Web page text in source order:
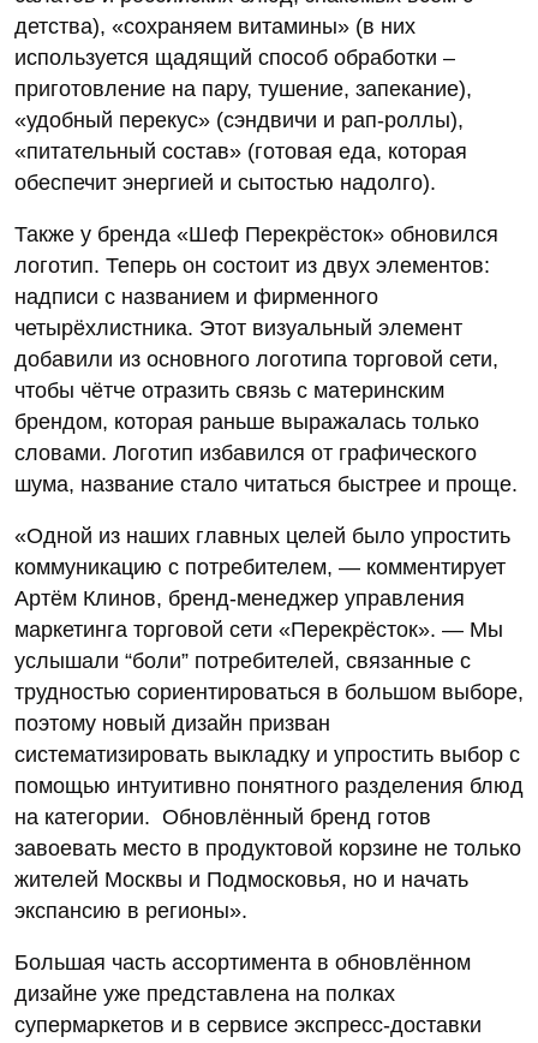
детства), «сохраняем витамины» (в них
используется щадящий способ обработки –
приготовление на пару, тушение, запекание),
«удобный перекус» (сэндвичи и рап-роллы),
«питательный состав» (готовая еда, которая
обеспечит энергией и сытостью надолго).
Также у бренда «Шеф Перекрёсток» обновился
логотип. Теперь он состоит из двух элементов:
надписи с названием и фирменного
четырёхлистника. Этот визуальный элемент
добавили из основного логотипа торговой сети,
чтобы чётче отразить связь с материнским
брендом, которая раньше выражалась только
словами. Логотип избавился от графического
шума, название стало читаться быстрее и проще.
«Одной из наших главных целей было упростить
коммуникацию с потребителем, — комментирует
Артём Клинов, бренд-менеджер управления
маркетинга торговой сети «Перекрёсток». — Мы
услышали “боли” потребителей, связанные с
трудностью сориентироваться в большом выборе,
поэтому новый дизайн призван
систематизировать выкладку и упростить выбор с
помощью интуитивно понятного разделения блюд
на категории. Обновлённый бренд готов
завоевать место в продуктовой корзине не только
жителей Москвы и Подмосковья, но и начать
экспансию в регионы».
Большая часть ассортимента в обновлённом
дизайне уже представлена на полках
супермаркетов и в сервисе экспресс-доставки